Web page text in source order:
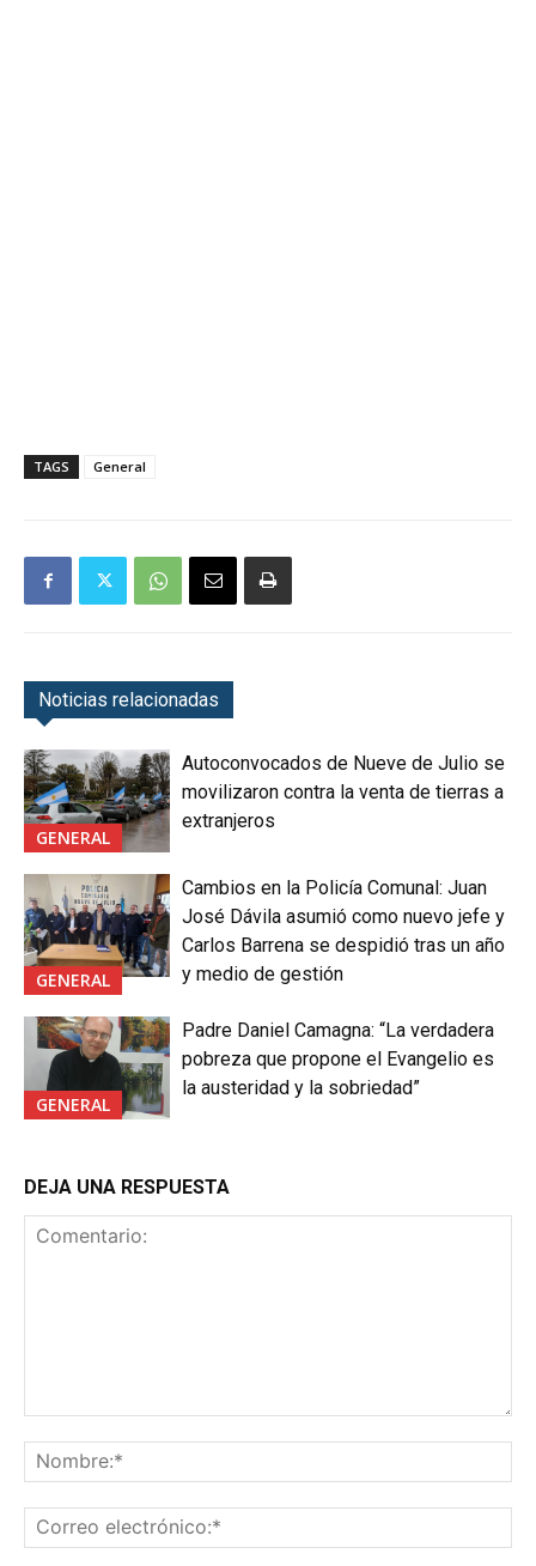
TAGS General
Noticias relacionadas
GENERAL
Autoconvocados de Nueve de Julio se
movilizaron contra la venta de tierras a
extranjeros
GENERAL
Cambios en la Policía Comunal: Juan
José Dávila asumió como nuevo jefe y
Carlos Barrena se despidió tras un año
y medio de gestión
GENERAL
Padre Daniel Camagna: “La verdadera
pobreza que propone el Evangelio es
la austeridad y la sobriedad”
DEJA UNA RESPUESTA